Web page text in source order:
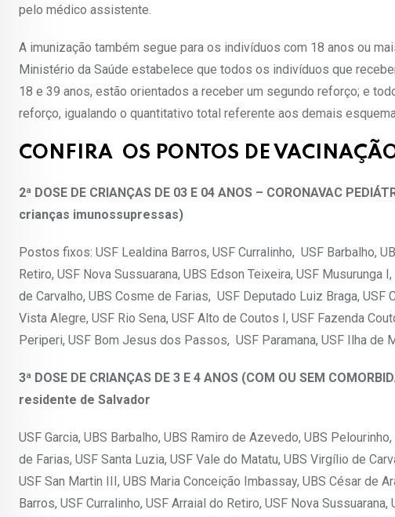
pelo médico assistente.
A imunização também segue para os indivíduos com 18 anos ou
Ministério da Saúde estabelece que todos os indivíduos que
18 e 39 anos, estão orientados a receber um segundo reforço; e
reforço, igualando o quantitativo total referente aos demais
CONFIRA OS PONTOS DE
2ª DOSE DE CRIANÇAS DE 03 E 04 ANOS – CORONAVAC
crianças imunossupressas)
Postos fixos: USF Lealdina Barros, USF Curralinho, USF Barbalho,
Retiro, USF Nova Sussuarana, UBS Edson Teixeira, USF
de Carvalho, UBS Cosme de Farias, USF Deputado Luiz Braga, USF
Vista Alegre, USF Rio Sena, USF Alto de Coutos I, USF Fazenda
Periperi, USF Bom Jesus dos Passos, USF Paramana, USF Ilha de
3ª DOSE DE CRIANÇAS DE 3 E 4 ANOS (COM OU SEM
residente de Salvador
USF Garcia, UBS Barbalho, UBS Ramiro de Azevedo, UBS
de Farias, USF Santa Luzia, USF Vale do Matatu, UBS Virgílio de
USF San Martin III, UBS Maria Conceição Imbassay, UBS César de
Barros, USF Curralinho, USF Arraial do Retiro, USF Nova